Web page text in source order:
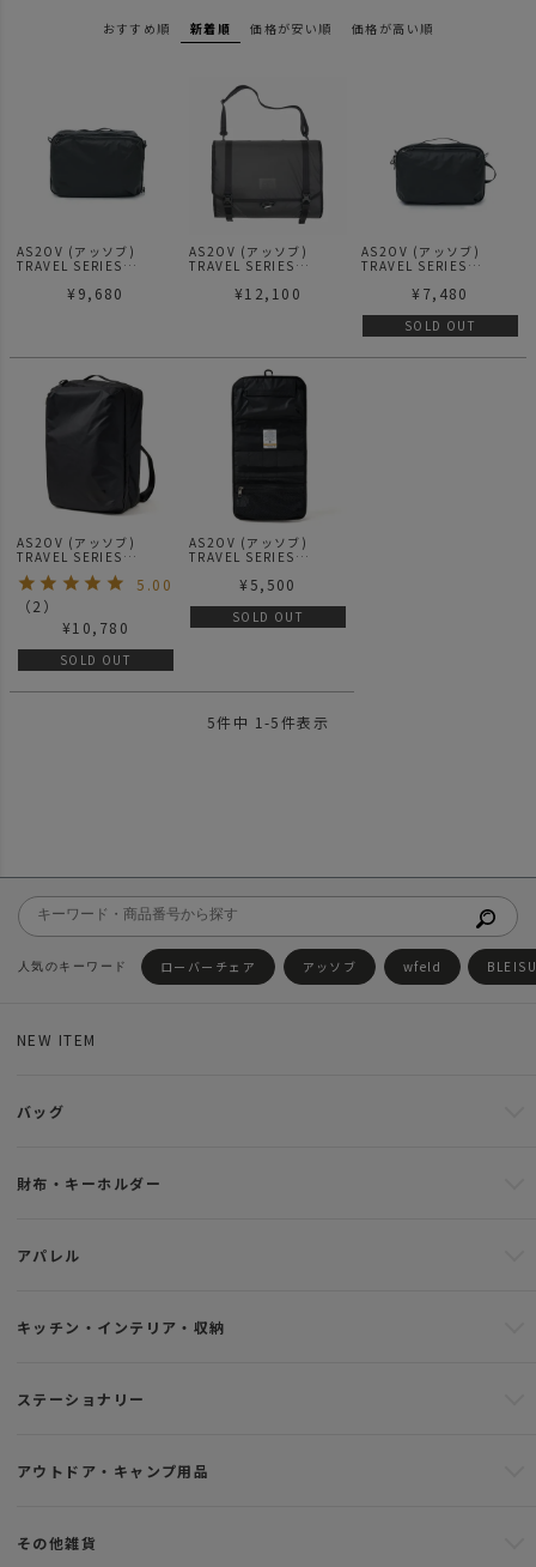
おすすめ順 新着順 価格が安い順 価格が高い順
AS2OV (アッソブ)
TRAVEL SERIES
ベルケース ポーチ
¥ 9,680
AS2OV (アッソブ)
TRAVEL SERIES
ラベルショルダー
¥12,100
AS2OV (アッソブ)
TRAVEL SERIES
ベルケース ポーチ
¥ 7,480
SOLD OUT
AS2OV (アッソブ)
TRAVEL SERIES
5.00
（2 ）
¥10,780
SOLD OUT
AS2OV (アッソブ)
TRAVEL SERIES
¥ 5,500
SOLD OUT
5件中 1 -5件表示
ローバーチェア アッソブ wfeld
NEW ITEM
バッグ
財布・キーホルダー
アパレル
キッチン・インテリア・収納
ステーショナリー
アウトドア・キャンプ用品
その他雑貨